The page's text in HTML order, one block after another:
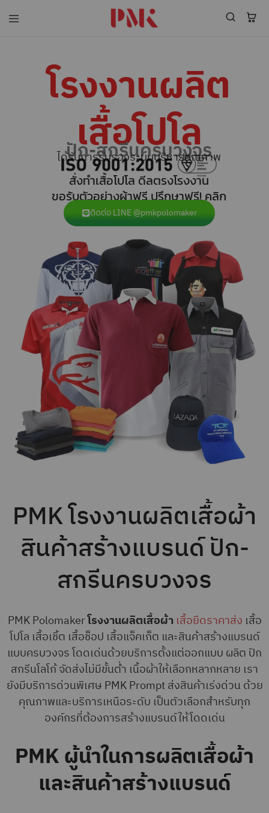
สินค้า
สร้าง
แบรนด์
โปโล
ยูนิฟอร์ม
พร้อม
โลโก้
ยูนิฟอร์ม
บริษัท
มาตรฐาน
ISO9001
และ
อุตสาหกรรม
สี
เขียว
ระดับ
ที่2
โรงงานผลิต
เสื้อโปโล
ปัก-สกรีนครบวงจร
ได้รับการรับรองระบบบริหารคุณภาพ
สั่งทำเสื้อโปโล ดีลตรงโรงงาน
ขอรับตัวอย่างผ้าฟรี ปรึกษาฟรี! คลิก
ติดต่อ LINE @pmkpolomaker
PMK โรงงานผลิตเสื้อผ้า
สินค้าสร้างแบรนด์ ปัก-
สกรีนครบวงจร
PMK Polomakerโรงงานผลิตเสื้อผ้า เสื้อยืดราคาส่ง เสื้อ
โปโล เสื้อเชิ้ต เสื้อช็อป เสื้อแจ็คเก็ต และสินค้าสร้างแบรนด์
แบบครบวงจร โดดเด่นด้วยบริการตั้งแต่ออกแบบ ผลิต ปัก
สกรีนโลโก้ จัดส่งไม่มีขั้นต่ำ เนื้อผ้าให้เลือกหลากหลาย เรา
ยังมีบริการด่วนพิเศษ PMK Prompt ส่งสินค้าเร่งด่วน ด้วย
คุณภาพและบริการเหนือระดับ เป็นตัวเลือกสำหรับทุก
องค์กรที่ต้องการสร้างแบรนด์ให้โดดเด่น
PMK ผู้นำในการผลิตเสื้อผ้า
และสินค้าสร้างแบรนด์